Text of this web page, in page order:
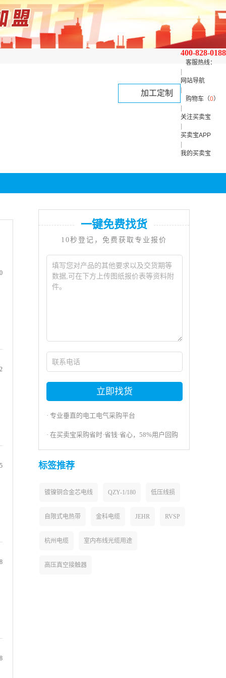
400-828-0188
客服热线：
网站导航
购物车（0）
关注买卖宝
买卖宝APP
我的买卖宝
加工定制
一键免费找货
10秒登记，免费获取专业报价
立即找货
· 专业垂直的电工电气采购平台
· 在买卖宝采购省时·省钱·省心，58%用户回购
标签推荐
镀镍铜合金芯电线 QZY-1/180 低压线损
自限式电热带 金科电缆 JEHR RVSP
杭州电缆 室内布线光缆用途
高压真空接触器